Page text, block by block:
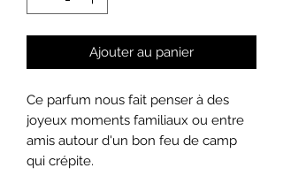
Ajouter au panier
Ce parfum nous fait penser à des
joyeux moments familiaux ou entre
amis autour d'un bon feu de camp
qui crépite.